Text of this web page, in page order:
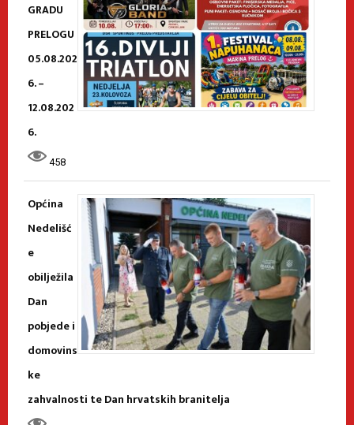
GRADU
PRELOGU
05.08.202
6. –
12.08.202
6.
458
Općina
Nedelišć
e
obilježila
Dan
pobjede i
domovins
ke
zahvalnosti te Dan hrvatskih branitelja